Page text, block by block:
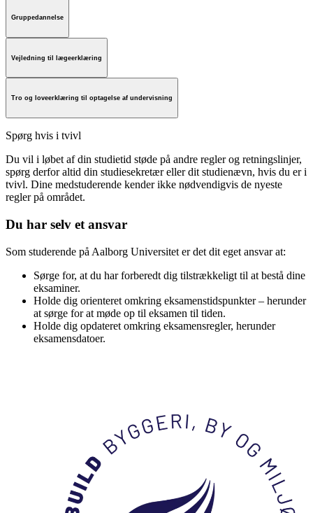
Gruppedannelse
Vejledning til lægeerklæring
Tro og loveerklæring til optagelse af undervisning
Spørg hvis i tvivl
Du vil i løbet af din studietid støde på andre regler og retningslinjer,
spørg derfor altid din studiesekretær eller dit studienævn, hvis du er i
tvivl. Dine medstuderende kender ikke nødvendigvis de nyeste
regler på området.
Du har selv et ansvar
Som studerende på Aalborg Universitet er det dit eget ansvar at:
Sørge for, at du har forberedt dig tilstrækkeligt til at bestå dine
eksaminer.
Holde dig orienteret omkring eksamenstidspunkter – herunder
at sørge for at møde op til eksamen til tiden.
Holde dig opdateret omkring eksamensregler, herunder
eksamensdatoer.